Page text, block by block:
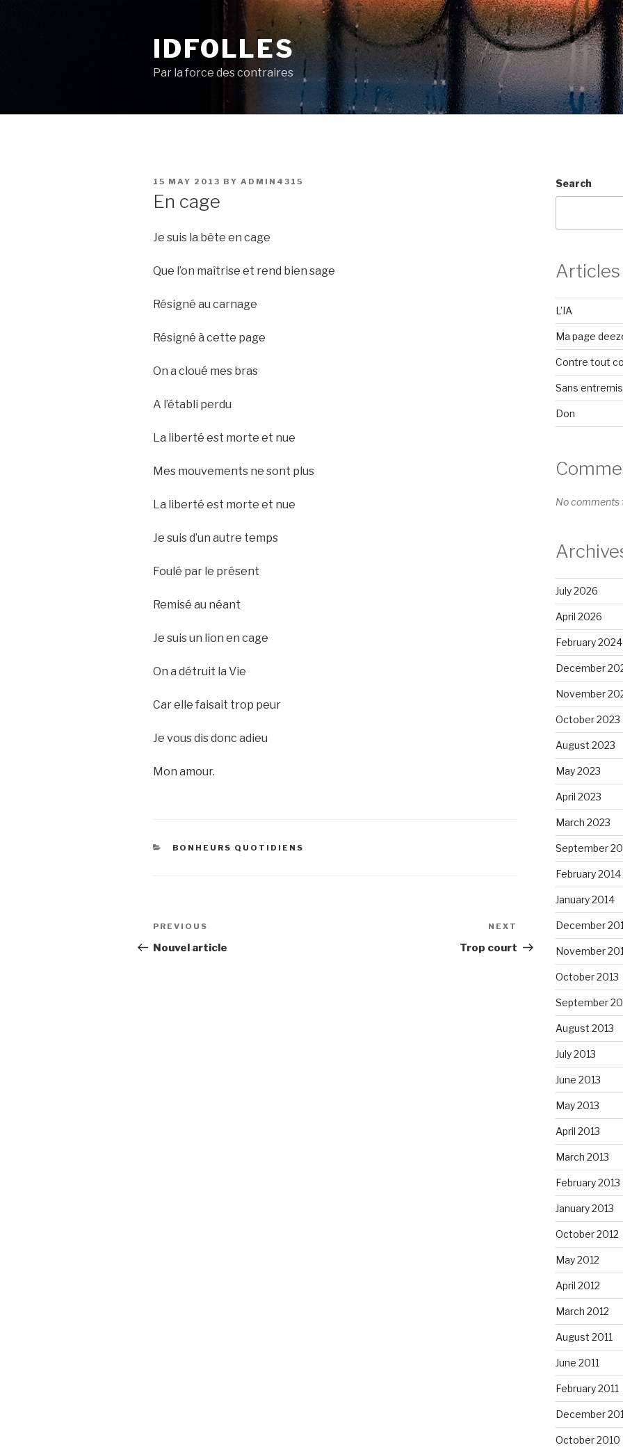
IDFOLLES
Par la force des contraires
POSTED
15 MAY 2013 BY ADMIN4315
En cage
Je suis la bête en cage
Que l’on maîtrise et rend bien sage
Résigné au carnage
Résigné à cette page
On a cloué mes bras
A l’établi perdu
La liberté est morte et nue
Mes mouvements ne sont plus
La liberté est morte et nue
Je suis d’un autre temps
Foulé par le présent
Remisé au néant
Je suis un lion en cage
On a détruit la Vie
Car elle faisait trop peur
Je vous dis donc adieu
Mon amour.
CATEGORIES
BONHEURS QUOTIDIENS
Post
navigation
Previous
Post
PREVIOUS
Nouvel article
Post
NEXT
Trop court
Search
L’IA
Ma page
Contre tout
Sans
Don
No comments
July 2026
April 2026
February 2024
December
November
October 2023
August 2023
May 2023
April 2023
March 2023
September
February 2014
January 2014
December
November
October 2013
September
August 2013
July 2013
June 2013
May 2013
April 2013
March 2013
February 2013
January 2013
October 2012
May 2012
April 2012
March 2012
August 2011
June 2011
February 2011
December
October 2010